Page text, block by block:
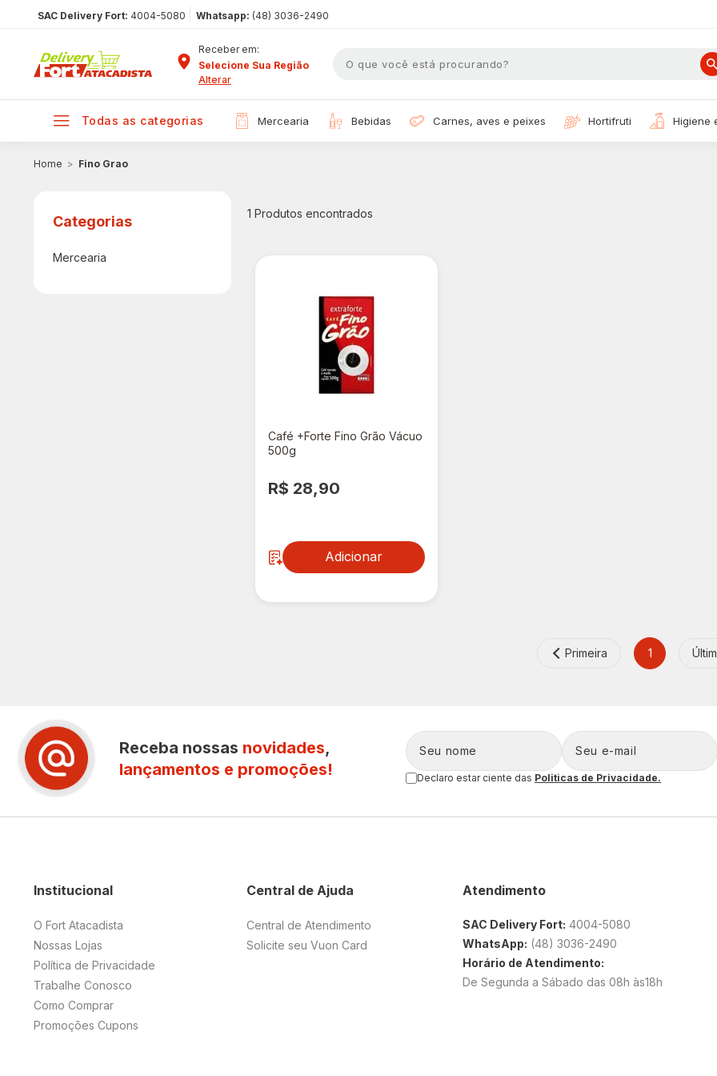
SAC Delivery Fort: 4004-5080 Whatsapp: (48) 3036-2490
Receber em:
Selecione Sua Região
Alterar
todas as categorias mercearia bebidas carnes, aves e peixes hortifruti
Fino Grao
Mercearia
1 Produtos encontrados
Café +Forte Fino Grão Vácuo
500g
R$ 28,90
Adicionar
Primeira 1
Receba nossas novidades,
lançamentos e promoções!
Declaro estar ciente das Politicas de Privacidade.
Central de Ajuda
Central de Atendimento
Solicite seu Vuon Card
Institucional
O Fort Atacadista
Nossas Lojas
Política de Privacidade
Trabalhe Conosco
Como Comprar
Promoções Cupons
Atendimento
SAC Delivery Fort: 4004-5080
WhatsApp: (48) 3036-2490
Horário de Atendimento:
De Segunda a Sábado das 08h às18h